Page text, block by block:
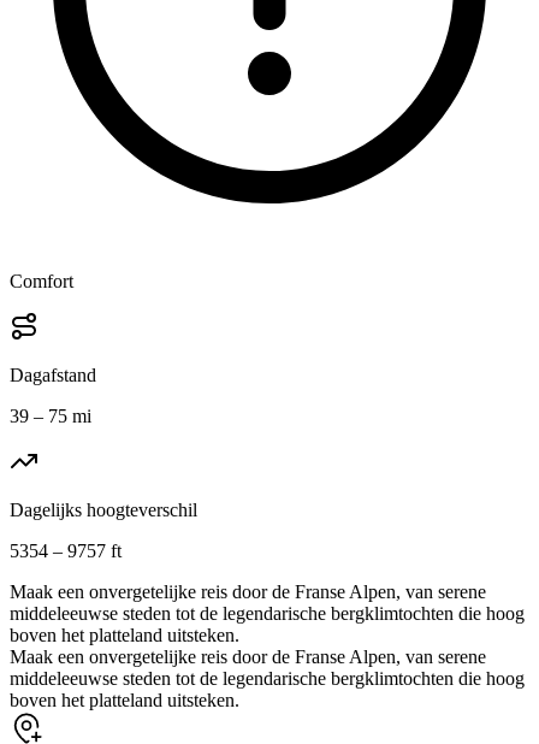
Comfort
Dagafstand
39 – 75 mi
Dagelijks hoogteverschil
5354 – 9757 ft
Maak een onvergetelijke reis door de Franse Alpen, van serene
middeleeuwse steden tot de legendarische bergklimtochten die hoog
boven het platteland uitsteken.
Maak een onvergetelijke reis door de Franse Alpen, van serene
middeleeuwse steden tot de legendarische bergklimtochten die hoog
boven het platteland uitsteken.